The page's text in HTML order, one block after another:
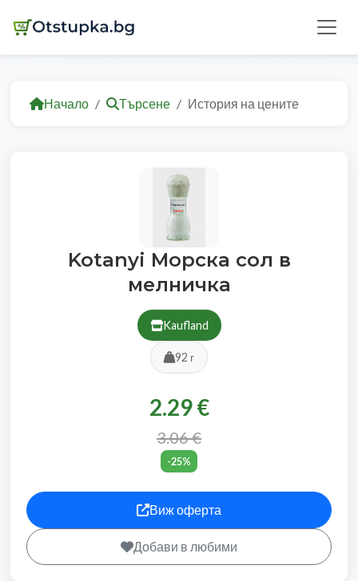
Начало Търсене История на цените
Kotanyi Морска сол в
мелничка
Kaufland
92 г
2.29 €
3.06 €
-25%
Виж оферта
Добави в любими